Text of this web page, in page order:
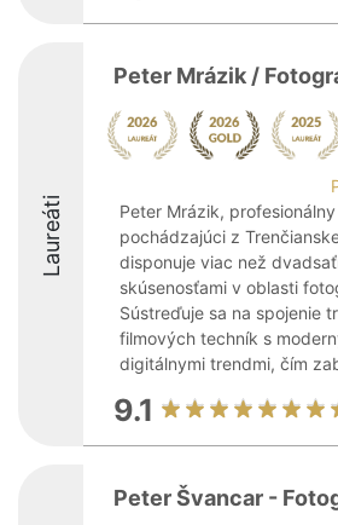
Laureáti
Peter Mrázik /
Peter Mrázik,
pochádzajúci z
disponuje viac než
skúsenosťami v oblasti
Sústreďuje sa na spojenie
filmových techník s
digitálnymi trendmi, čím
9.1
Peter Švancar -